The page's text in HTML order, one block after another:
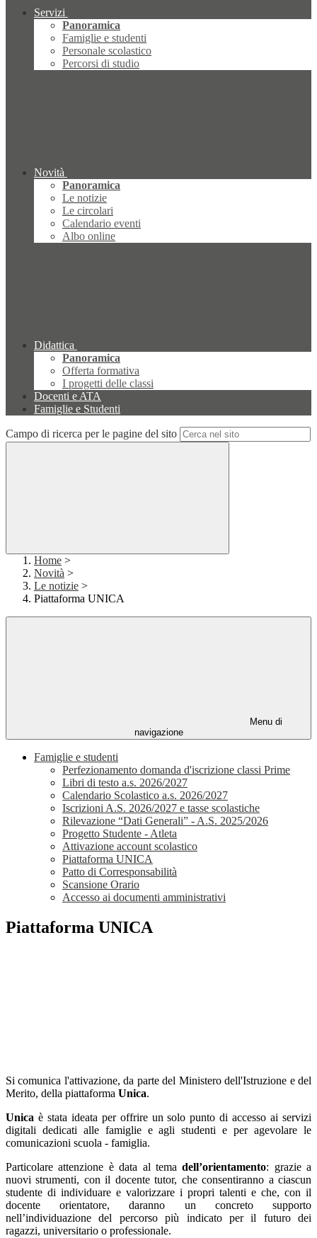
Servizi
Panoramica
Famiglie e studenti
Personale scolastico
Percorsi di studio
Novità
Panoramica
Le notizie
Le circolari
Calendario eventi
Albo online
Didattica
Panoramica
Offerta formativa
I progetti delle classi
Docenti e ATA
Famiglie e Studenti
Campo di ricerca per le pagine del sito
Home >
Novità >
Le notizie >
Piattaforma UNICA
Menu di
navigazione
Famiglie e studenti
Perfezionamento domanda d'iscrizione classi Prime
Libri di testo a.s. 2026/2027
Calendario Scolastico a.s. 2026/2027
Iscrizioni A.S. 2026/2027 e tasse scolastiche
Rilevazione “Dati Generali” - A.S. 2025/2026
Progetto Studente - Atleta
Attivazione account scolastico
Piattaforma UNICA
Patto di Corresponsabilità
Scansione Orario
Accesso ai documenti amministrativi
Piattaforma UNICA
Si comunica l'attivazione, da parte del Ministero dell'Istruzione e del
Merito, della piattaforma Unica.
Unica è stata ideata per offrire un solo punto di accesso ai servizi
digitali dedicati alle famiglie e agli studenti e per agevolare le
comunicazioni scuola - famiglia.
Particolare attenzione è data al temadell’orientamento: grazie a
nuovi strumenti, con il docente tutor, che consentiranno a ciascun
studente di individuare e valorizzare i propri talenti e che, con il
docente orientatore, daranno un concreto supporto
nell’individuazione del percorso più indicato per il futuro dei
ragazzi, universitario o professionale.